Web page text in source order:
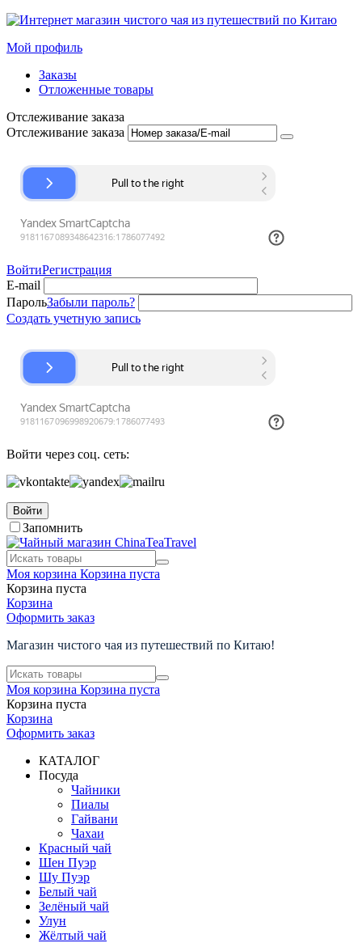
Мой профиль
Заказы
Отложенные товары
Отслеживание заказа
Отслеживание заказа
ВойтиРегистрация
E-mail
ПарольЗабыли пароль?
Создать учетную запись
Войти через соц. сеть:
Войти
Запомнить
Моя корзина Корзина пуста
Корзина пуста
Корзина
Оформить заказ
Магазин чистого чая из путешествий по Китаю!
Моя корзина Корзина пуста
Корзина пуста
Корзина
Оформить заказ
КАТАЛОГ
Посуда
Чайники
Пиалы
Гайвани
Чахаи
Красный чай
Шен Пуэр
Шу Пуэр
Белый чай
Зелёный чай
Улун
Жёлтый чай